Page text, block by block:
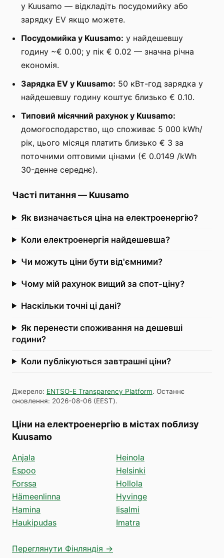
у Kuusamo — відкладіть посудомийку або
зарядку EV якщо можете.
Посудомийка у Kuusamo: у найдешевшу
годину ~€ 0.00; у пік € 0.02 — значна річна
економія.
Зарядка EV у Kuusamo: 50 кВт-год зарядка у
найдешевшу годину коштує близько € 0.10.
Типовий місячний рахунок у Kuusamo:
домогосподарство, що споживає 5 000 kWh/
рік, цього місяця платить близько € 3 за
поточними оптовими цінами (€ 0.0149 /kWh
30-денне середнє).
Часті питання— Kuusamo
Як визначається ціна на електроенергію?
Коли електроенергія найдешевша?
Чи можуть ціни бути від'ємними?
Чому мій рахунок вищий за спот-ціну?
Наскільки точні ці дані?
Як перенести споживання на дешевші
години?
Коли публікуються завтрашні ціни?
Джерело: ENTSO-E Transparency Platform. Останнє
оновлення: 2026-08-06 (EEST).
Ціни на електроенергію в містах поблизу
Kuusamo
Anjala
Espoo
Forssa
Hämeenlinna
Hamina
Haukipudas
Heinola
Helsinki
Hollola
Hyvinge
Iisalmi
Imatra
Переглянути Фінляндія →